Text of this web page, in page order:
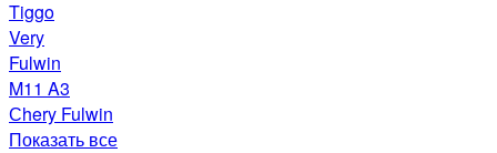
Tiggo
Very
Fulwin
M11 A3
Сhery Fulwin
Показать все